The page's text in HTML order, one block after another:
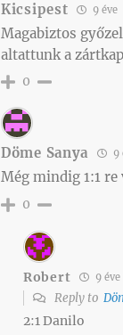
Kicsipest 9 éve
Magabiztos
altattunk a
0
Döme Sanya 9
Még mindig 1:1 re
0
Robert 9 éve
Reply to
2:1 Danilo